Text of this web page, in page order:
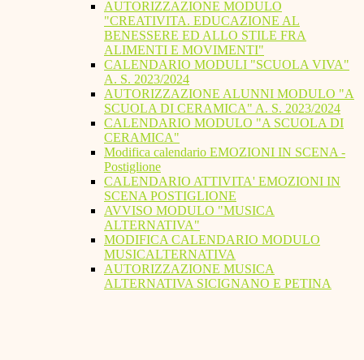
AUTORIZZAZIONE MODULO
"CREATIVITA. EDUCAZIONE AL
BENESSERE ED ALLO STILE FRA
ALIMENTI E MOVIMENTI"
CALENDARIO MODULI "SCUOLA VIVA"
A. S. 2023/2024
AUTORIZZAZIONE ALUNNI MODULO "A
SCUOLA DI CERAMICA" A. S. 2023/2024
CALENDARIO MODULO "A SCUOLA DI
CERAMICA"
Modifica calendario EMOZIONI IN SCENA -
Postiglione
CALENDARIO ATTIVITA' EMOZIONI IN
SCENA POSTIGLIONE
AVVISO MODULO "MUSICA
ALTERNATIVA"
MODIFICA CALENDARIO MODULO
MUSICALTERNATIVA
AUTORIZZAZIONE MUSICA
ALTERNATIVA SICIGNANO E PETINA